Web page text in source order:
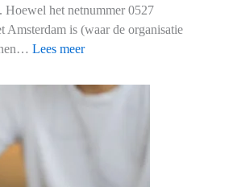
Hoewel het netnummer 0527
Amsterdam is (waar de organisatie
Lees meer:
is